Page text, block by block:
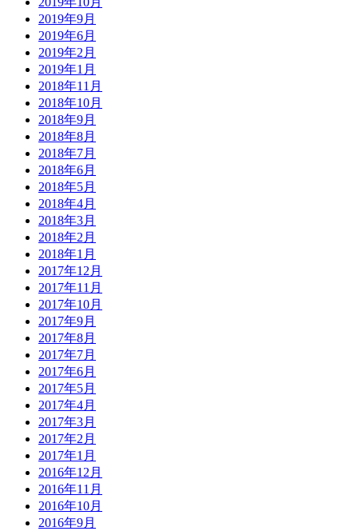
2019年9月
2019年6月
2019年2月
2019年1月
2018年11月
2018年10月
2018年9月
2018年8月
2018年7月
2018年6月
2018年5月
2018年4月
2018年3月
2018年2月
2018年1月
2017年12月
2017年11月
2017年10月
2017年9月
2017年8月
2017年7月
2017年6月
2017年5月
2017年4月
2017年3月
2017年2月
2017年1月
2016年12月
2016年11月
2016年10月
2016年9月